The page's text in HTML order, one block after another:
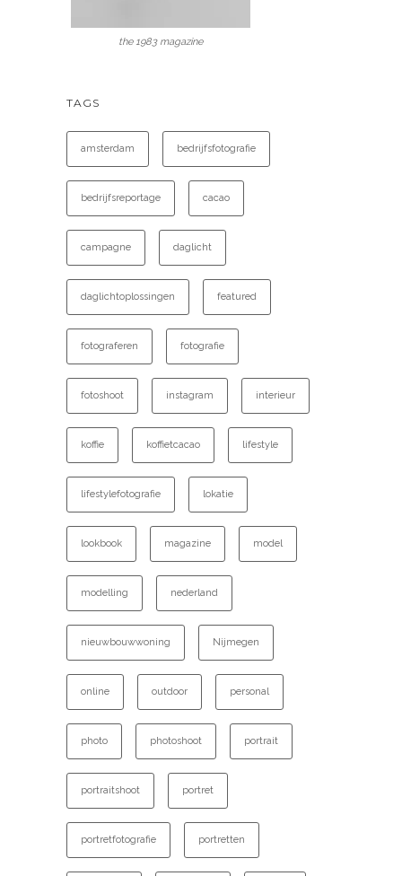
the 1983 magazine
TAGS
amsterdam bedrijfsfotografie
bedrijfsreportage cacao
campagne daglicht
daglichtoplossingen featured
fotograferen fotografie
fotoshoot instagram interieur
koffie koffietcacao lifestyle
lifestylefotografie lokatie
lookbook magazine model
modelling nederland
nieuwbouwwoning Nijmegen
online outdoor personal
photo photoshoot portrait
portraitshoot portret
portretfotografie portretten